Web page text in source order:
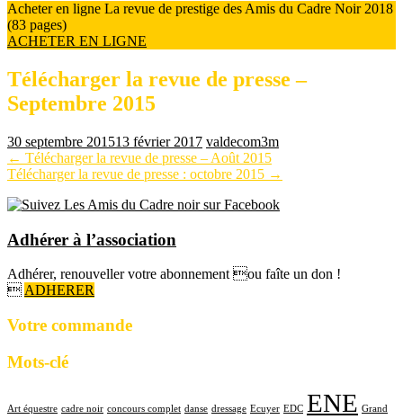
Acheter en ligne La revue de prestige des Amis du Cadre Noir 2018
(83 pages)
ACHETER EN LIGNE
Télécharger la revue de presse –
Septembre 2015
30 septembre 201513 février 2017 valdecom3m
Pagination
d'article
← Télécharger la revue de presse – Août 2015
Télécharger la revue de presse : octobre 2015 →
Adhérer à l’association
Adhérer, renouveller votre abonnement ou faîte un don !
 ADHERER
Votre commande
Mots-clé
Art équestre cadre noir concours complet danse dressage Ecuyer EDC ENE Grand